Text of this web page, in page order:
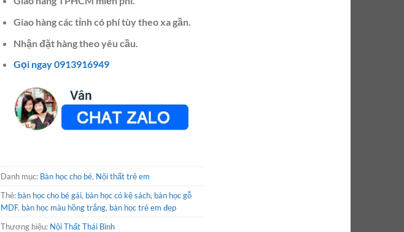
Giao hàng các tỉnh có phí tùy theo xa gần.
Nhận đặt hàng theo yêu cầu.
Gọi ngay 0913916949
Danh mục: Bàn học cho bé, Nội thất trẻ em
Thẻ: bàn học cho bé gái, bàn học có kệ sách, bàn học gỗ
MDF, bàn học màu hồng trắng, bàn học trẻ em đẹp
Thương hiệu: Nội Thất Thái Bình